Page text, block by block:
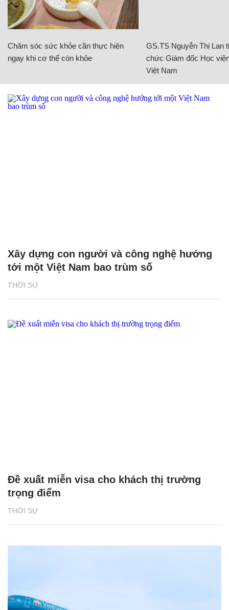
Chăm sóc sức khỏe cần thực hiện
ngay khi cơ thể còn khỏe
GS.TS Nguyễn Thị Lan
chức Giám đốc Học
Việt Nam
THỜI SỰ
Xây dựng con người và công nghệ hướng
tới một Việt Nam bao trùm số
THỜI SỰ
Đề xuất miễn visa cho khách thị trường
trọng điểm